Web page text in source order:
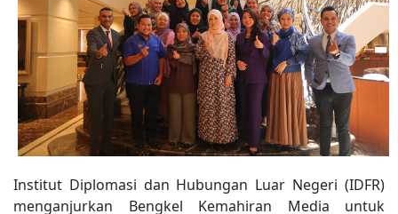
Institut Diplomasi dan Hubungan Luar Negeri (IDFR)
menganjurkan Bengkel Kemahiran Media untuk